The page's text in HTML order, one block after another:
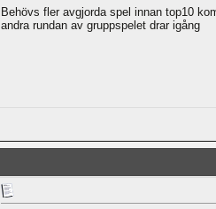
Behövs fler avgjorda spel innan top10
andra rundan av gruppspelet drar igång